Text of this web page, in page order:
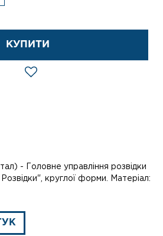
КУПИТИ
- Головне управління розвідки
круглої форми. Матеріал: